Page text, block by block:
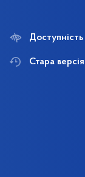
Доступність
Стара версія